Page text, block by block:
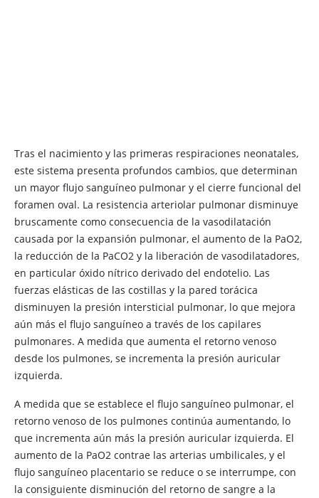
Tras el nacimiento y las primeras respiraciones neonatales,
este sistema presenta profundos cambios, que determinan
un mayor flujo sanguíneo pulmonar y el cierre funcional del
foramen oval. La resistencia arteriolar pulmonar disminuye
bruscamente como consecuencia de la vasodilatación
causada por la expansión pulmonar, el aumento de la PaO2,
la reducción de la PaCO2 y la liberación de vasodilatadores,
en particular óxido nítrico derivado del endotelio. Las
fuerzas elásticas de las costillas y la pared torácica
disminuyen la presión intersticial pulmonar, lo que mejora
aún más el flujo sanguíneo a través de los capilares
pulmonares. A medida que aumenta el retorno venoso
desde los pulmones, se incrementa la presión auricular
izquierda.
A medida que se establece el flujo sanguíneo pulmonar, el
retorno venoso de los pulmones continúa aumentando, lo
que incrementa aún más la presión auricular izquierda. El
aumento de la PaO2 contrae las arterias umbilicales, y el
flujo sanguíneo placentario se reduce o se interrumpe, con
la consiguiente disminución del retorno de sangre a la